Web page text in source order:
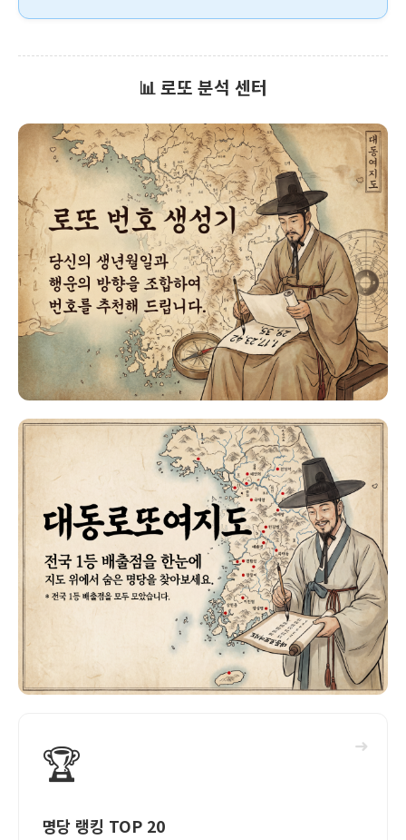
📊 로또 분석 센터
➜
🏆
명당 랭킹 TOP 20